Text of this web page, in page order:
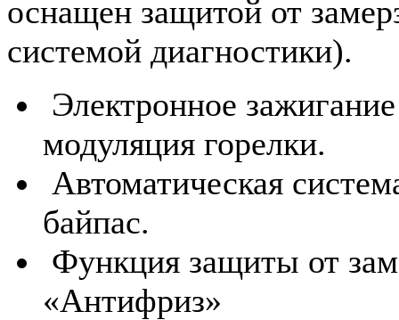
оснащен защитой от
системой диагностики).
Электронное
модуляция горелки.
Автоматическая
байпас.
Функция защиты от
«Антифриз»